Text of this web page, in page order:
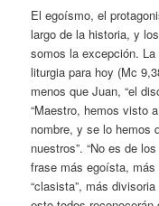
El egoísmo, el
largo de la historia, y
somos la excepción.
liturgia para hoy (Mc
menos que Juan, “el
“Maestro, hemos visto
nombre, y se lo hemos
nuestros”. “No es de
frase más egoísta,
“clasista”, más